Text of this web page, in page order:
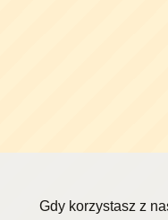
Gdy korzystasz z